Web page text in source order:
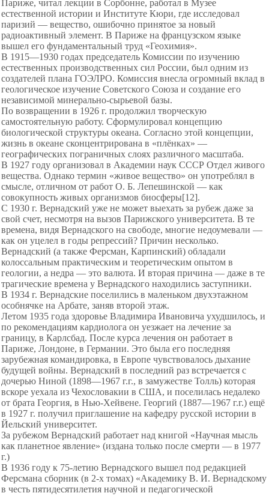
Париже, читал лекции в Сорбонне, работал в Музее
естественной истории и Институте Кюри, где исследовал
паризий — вещество, ошибочно принятое за новый
радиоактивный элемент. В Париже на французском языке
вышел его фундаментальный труд «Геохимия».
В 1915—1930 годах председатель Комиссии по изучению
естественных производственных сил России, был одним из
создателей плана ГОЭЛРО. Комиссия внесла огромный вклад в
геологическое изучение Советского Союза и создание его
независимой минерально-сырьевой базы.
По возвращении в 1926 г. продолжил творческую
самостоятельную работу. Сформулировал концепцию
биологической структуры океана. Согласно этой концепции,
жизнь в океане сконцентрирована в «плёнках» —
географических пограничных слоях различного масштаба.
В 1927 году организовал в Академии наук СССР Отдел живого
вещества. Однако термин «живое вещество» он употреблял в
смысле, отличном от работ О. Б. Лепешинской — как
совокупность живых организмов биосферы[12].
С 1930 г. Вернадский уже не может выехать за рубеж даже за
свой счет, несмотря на вызов Парижского университета. В те
времена, видя Вернадского на свободе, многие недоумевали —
как он уцелел в годы репрессий? Причин несколько.
Вернадский (а также Ферсман, Карпинский) обладали
колоссальным практическим и теоретическим опытом в
геологии, а недра — это валюта. И вторая причина — даже в те
трагические времена у Вернадского находились заступники.
В 1934 г. Вернадские поселились в маленьком двухэтажном
особнячке на Арбате, заняв второй этаж.
Летом 1935 года здоровье Владимира Ивановича ухудшилось, и
по рекомендациям кардиолога он уезжает на лечение за
границу, в Карлсбад. После курса лечения он работает в
Париже, Лондоне, в Германии. Это была его последняя
зарубежная командировка, в Европе чувствовалось дыхание
будущей войны. Вернадский в последний раз встречается с
дочерью Ниной (1898—1967 г.г., в замужестве Толль) которая
вскоре уехала из Чехословакии в США, и поселилась недалеко
от брата Георгия, в Нью-Хейвене. Георгий (1887—1967 г.г.) ещё
в 1927 г. получил приглашение на кафедру русской истории в
Йельский университет.
За рубежом Вернадский работает над книгой «Научная мысль
как планетное явление» (издана только после смерти — в 1977
г.)
В 1936 году к 75-летию Вернадского вышел под редакцией
Ферсмана сборник (в 2-х томах) «Академику В. И. Вернадскому
в честь пятидесятилетия научной и педагогической